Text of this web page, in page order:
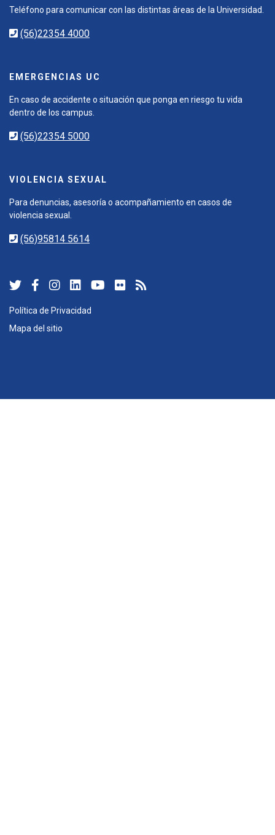
Teléfono para comunicar con las distintas áreas de la Universidad.
(56)22354 4000
EMERGENCIAS UC
En caso de accidente o situación que ponga en riesgo tu vida
dentro de los campus.
(56)22354 5000
VIOLENCIA SEXUAL
Para denuncias, asesoría o acompañamiento en casos de
violencia sexual.
(56)95814 5614
Política de Privacidad
Mapa del sitio